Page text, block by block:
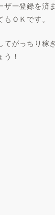
ザー登録を済
ＯＫです。
てがっちり稼
う！